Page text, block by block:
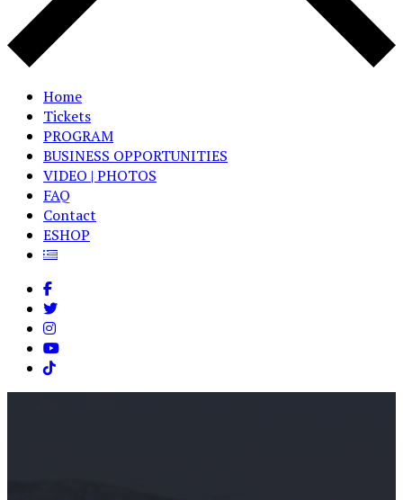
Home
Tickets
PROGRAM
BUSINESS OPPORTUNITIES
VIDEO | PHOTOS
FAQ
Contact
ESHOP